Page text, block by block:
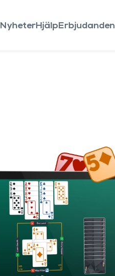
NyheterHjälpErbjudanden